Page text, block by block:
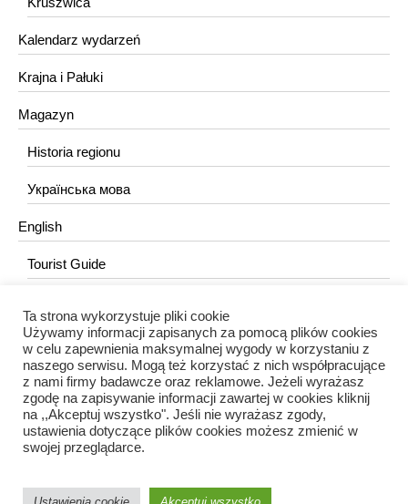
Kalendarz wydarzeń
Krajna i Pałuki
Magazyn
Historia regionu
Українська мова
English
Tourist Guide
KONTAKT
redakcja@portalkujawski.pl
Redakcja
Ta strona wykorzystuje pliki cookie
Używamy informacji zapisanych za pomocą plików cookies
w celu zapewnienia maksymalnej wygody w korzystaniu z
naszego serwisu. Mogą też korzystać z nich współpracujące
z nami firmy badawcze oraz reklamowe. Jeżeli wyrażasz
zgodę na zapisywanie informacji zawartej w cookies kliknij
na ,,Akceptuj wszystko". Jeśli nie wyrażasz zgody,
ustawienia dotyczące plików cookies możesz zmienić w
swojej przeglądarce.